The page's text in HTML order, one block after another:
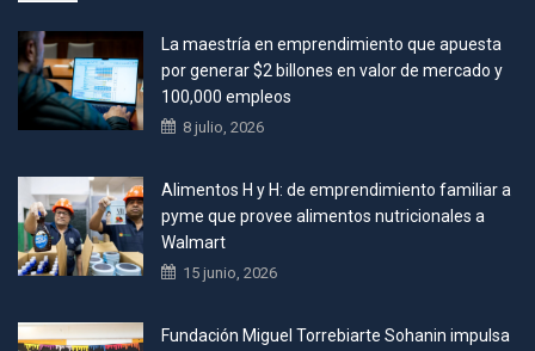
La maestría en emprendimiento que apuesta
por generar $2 billones en valor de mercado y
100,000 empleos
8 julio, 2026
Alimentos H y H: de emprendimiento familiar a
pyme que provee alimentos nutricionales a
Walmart
15 junio, 2026
Fundación Miguel Torrebiarte Sohanin impulsa